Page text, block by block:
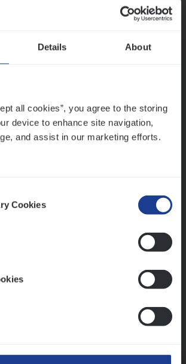
Details About
all cookies”, you agree to the storing
device to enhance site navigation,
and assist in our marketing efforts.
Cookies
hoe Julie en Aurélie elkaar
diepgaande dossiers én droge
oplossingen, in games én op het